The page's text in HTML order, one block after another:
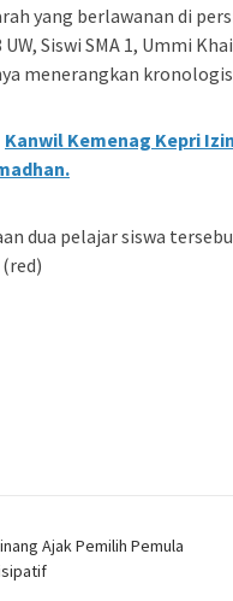
yang berlawanan di
UW, Siswi SMA 1, Ummi
menerangkan
Kanwil Kemenag Kepri
dua pelajar siswa
Ajak Pemilih Pemula